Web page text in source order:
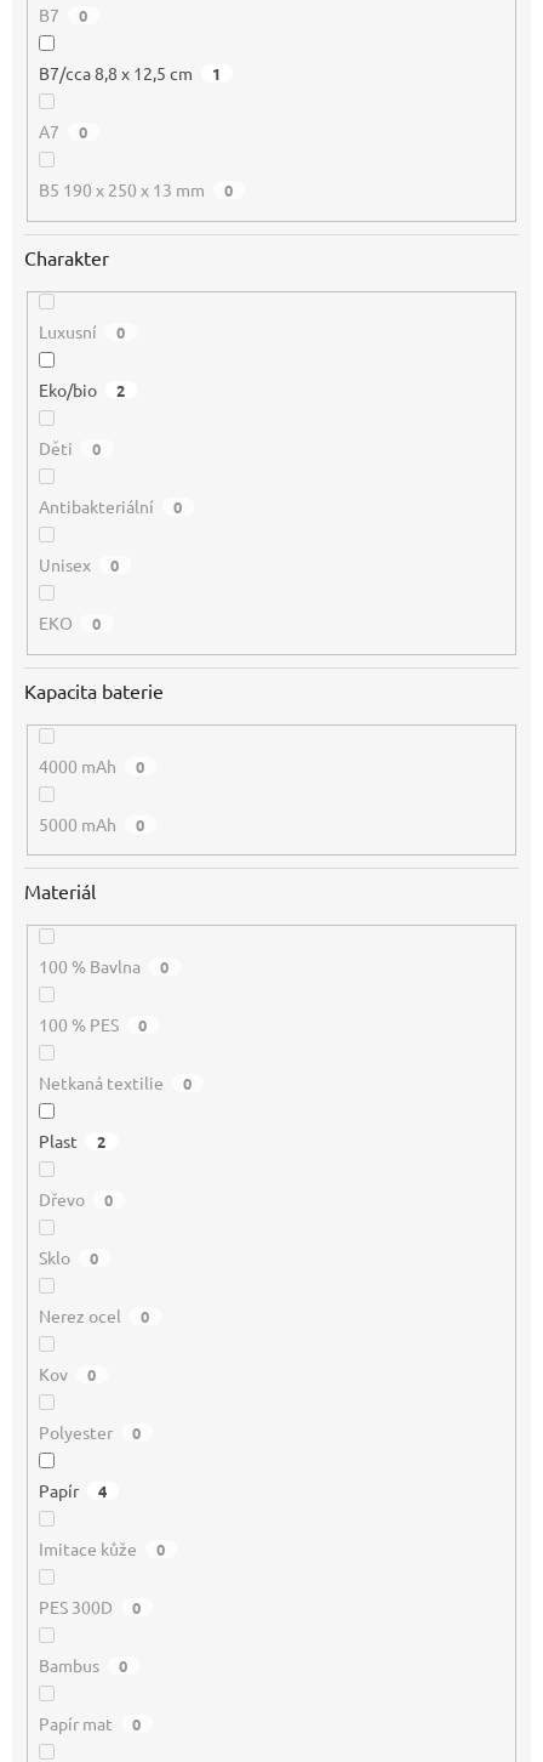
B7 0
B7/cca 8,8 x 12,5 cm 1
A7 0
B5 190 x 250 x 13 mm 0
Charakter
Luxusní 0
Eko/bio 2
Děti 0
Antibakteriální 0
Unisex 0
EKO 0
Kapacita baterie
4000 mAh 0
5000 mAh 0
Materiál
100 % Bavlna 0
100 % PES 0
Netkaná textilie 0
Plast 2
Dřevo 0
Sklo 0
Nerez ocel 0
Kov 0
Polyester 0
Papír 4
Imitace kůže 0
PES 300D 0
Bambus 0
Papír mat 0